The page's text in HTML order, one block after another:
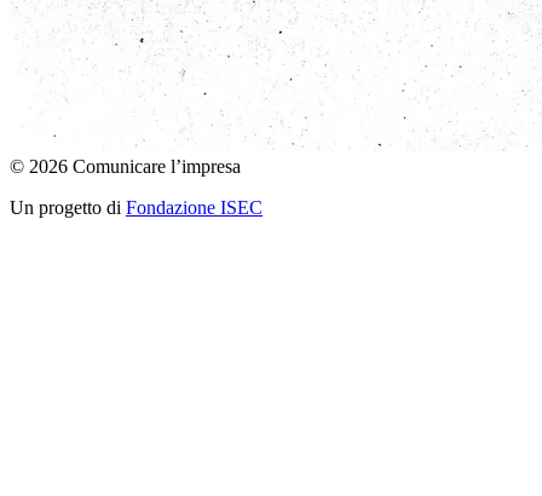
© 2026 Comunicare l’impresa
Un progetto di Fondazione ISEC